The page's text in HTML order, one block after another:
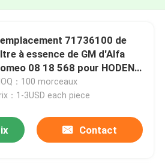
71736100 de
à essence de GM d'Alfa
08 18 568 pour HODEN
：100 morceaux
：1-3USD each piece
Contact